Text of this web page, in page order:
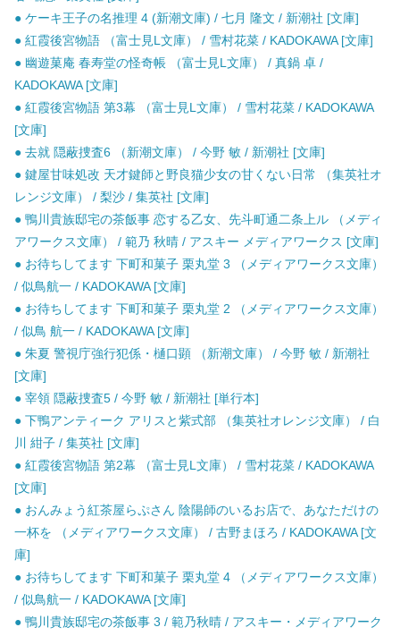
● ケーキ王子の名推理 4 (新潮文庫) / 七月 隆文 / 新潮社 [文庫]
● 紅霞後宮物語 （富士見L文庫） / 雪村花菜 / KADOKAWA [文庫]
● 幽遊菓庵 春寿堂の怪奇帳 （富士見L文庫） / 真鍋 卓 /
KADOKAWA [文庫]
● 紅霞後宮物語 第3幕 （富士見L文庫） / 雪村花菜 / KADOKAWA
[文庫]
● 去就 隠蔽捜査6 （新潮文庫） / 今野 敏 / 新潮社 [文庫]
● 鍵屋甘味処改 天才鍵師と野良猫少女の甘くない日常 （集英社オ
レンジ文庫） / 梨沙 / 集英社 [文庫]
● 鴨川貴族邸宅の茶飯事 恋する乙女、先斗町通二条上ル （メディ
アワークス文庫） / 範乃 秋晴 / アスキー メディアワークス [文庫]
● お待ちしてます 下町和菓子 栗丸堂 3 （メディアワークス文庫）
/ 似鳥航一 / KADOKAWA [文庫]
● お待ちしてます 下町和菓子 栗丸堂 2 （メディアワークス文庫）
/ 似鳥 航一 / KADOKAWA [文庫]
● 朱夏 警視庁強行犯係・樋口顕 （新潮文庫） / 今野 敏 / 新潮社
[文庫]
● 宰領 隠蔽捜査5 / 今野 敏 / 新潮社 [単行本]
● 下鴨アンティーク アリスと紫式部 （集英社オレンジ文庫） / 白
川 紺子 / 集英社 [文庫]
● 紅霞後宮物語 第2幕 （富士見L文庫） / 雪村花菜 / KADOKAWA
[文庫]
● おんみょう紅茶屋らぷさん 陰陽師のいるお店で、あなただけの
一杯を （メディアワークス文庫） / 古野まほろ / KADOKAWA [文
庫]
● お待ちしてます 下町和菓子 栗丸堂 4 （メディアワークス文庫）
/ 似鳥航一 / KADOKAWA [文庫]
● 鴨川貴族邸宅の茶飯事 3 / 範乃秋晴 / アスキー・メディアワーク